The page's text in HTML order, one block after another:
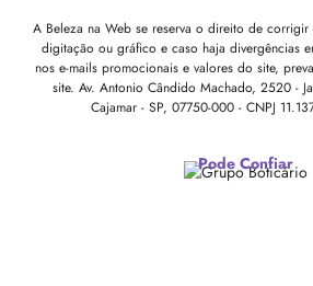
A Beleza na Web se reserva o direito de
digitação ou gráfico e caso haja divergências
nos e-mails promocionais e valores do site,
site. Av. Antonio Cândido Machado, 2520 -
Cajamar - SP, 07750-000 - CNPJ
Pode Confiar